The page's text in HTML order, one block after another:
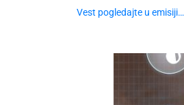
Vest pogledajte u emisiji…